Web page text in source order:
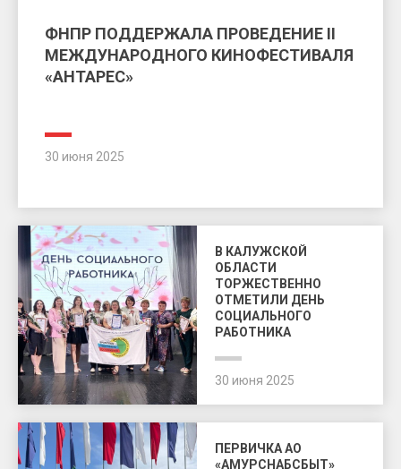
ФНПР ПОДДЕРЖАЛА ПРОВЕДЕНИЕ II
МЕЖДУНАРОДНОГО КИНОФЕСТИВАЛЯ
«АНТАРЕС»
30 июня 2025
В КАЛУЖСКОЙ
ОБЛАСТИ
ТОРЖЕСТВЕННО
ОТМЕТИЛИ ДЕНЬ
СОЦИАЛЬНОГО
РАБОТНИКА
30 июня 2025
ПЕРВИЧКА АО
«АМУРСНАБСБЫТ»